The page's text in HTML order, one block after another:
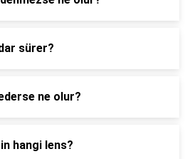
sürer?
ne olur?
hangi lens?